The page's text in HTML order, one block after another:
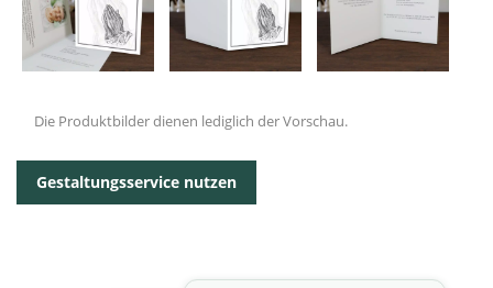
Die Produktbilder dienen lediglich der Vorschau.
Gestaltungsservice nutzen